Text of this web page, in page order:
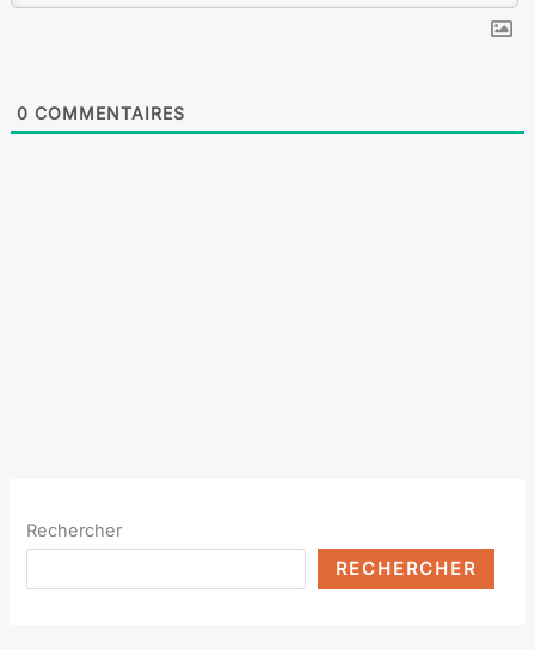
0 COMMENTAIRES
Rechercher
RECHERCHER